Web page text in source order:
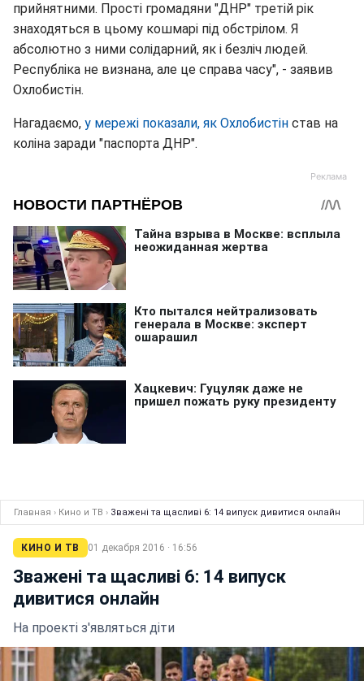
прийнятними. Прості громадяни "ДНР" третій рік
знаходяться в цьому кошмарі під обстрілом. Я
абсолютно з ними солідарний, як і безліч людей.
Республіка не визнана, але це справа часу", - заявив
Охлобистін.
Нагадаємо, у мережі показали, як Охлобистін став на
коліна заради "паспорта ДНР".
Главная › Кино и ТВ › Зважені та щасливі 6: 14 випуск дивитися онлайн
КИНО И ТВ 01 декабря 2016 · 16:56
Зважені та щасливі 6: 14 випуск
дивитися онлайн
На проекті з'являться діти